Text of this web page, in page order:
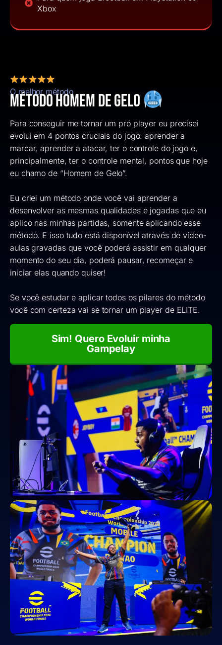
Xbox
O melhor método
Método Homem de Gelo
Para conseguir me tornar um pró player eu precisei
evolui em 4 pontos cruciais do jogo: aprender a
marcar, aprender a atacar, ter o controle do jogo e,
principalmente, ter o controle mental, pontos que hoje
eu chamo de “Homem de Gelo”.
Eu criei um método onde você vai aprender a
desenvolver as mesmas qualidades e jogadas que eu
aplico nas minhas partidas, somente aplicando esse
método. E isso tudo está disponível através de vídeo-
aulas gravadas que você poderá assistir em qualquer
momento do seu dia, poderá pausar, recomeçar e
iniciar elas quando quiser!
Se você estudar e aplicar todos os pilares do método
você com certeza vai se tornar um player de ELITE.
Sim! Quero Evoluir minha
Gampelay